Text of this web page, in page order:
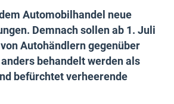
Automobilhandel neue
Demnach sollen ab 1. Juli
Autohändlern gegenüber
behandelt werden als
befürchtet verheerende